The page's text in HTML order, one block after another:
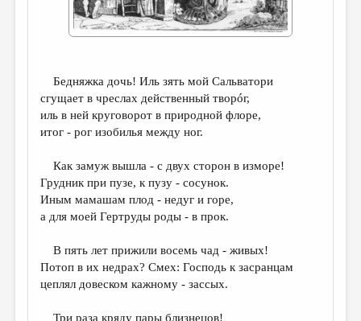
ПРОИЗВЕДЕНИЯ
ПЕРЕВОДЫ
ДЕТСКАЯ КОМНАТА
КНИЖНАЯ ПОЛКА
СТРАНИЦЫ ПАМЯТИ
ОБЪЯВЛЕНИЯ
РЕДКОЛЛЕГИЯ
ОТ РЕДАКЦИИ
Бедняжка дочь! Иль зять мой Сальватори
сгущает в чреслах действенный творóг,
иль в ней круговорот в природной флоре,
итог - рог изобилья между ног.
Как замуж вышла - с двух сторон в изморе!
Грудник при пузе, к пузу - сосунок.
Иным мамашам плод - недуг и горе,
а для моей Гертруды роды - в прок.
В пять лет прижили восемь чад - живых!
Потоп в их недрах? Смех: Господь к засранцам
цеплял довеском кажному - зассых.
Три раза кряду пары близнецов!